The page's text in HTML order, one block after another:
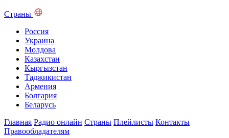
Страны
Россия
Украина
Молдова
Казахстан
Кыргызстан
Таджикистан
Армения
Болгария
Беларусь
Главная Радио онлайн Страны Плейлисты Контакты
Правообладателям